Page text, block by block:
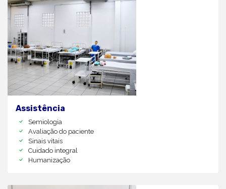
Assistência
Semiologia
Avaliação do paciente
Sinais vitais
Cuidado integral
Humanização